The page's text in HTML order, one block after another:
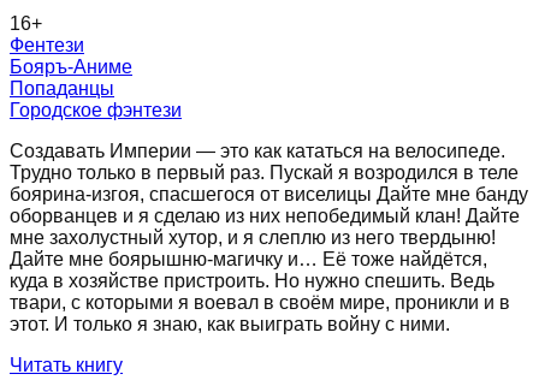
16+
Фентези
Бояръ-Аниме
Попаданцы
Городское фэнтези
Создавать Империи — это как кататься на велосипеде.
Трудно только в первый раз. Пускай я возродился в теле
боярина-изгоя, спасшегося от виселицы Дайте мне банду
оборванцев и я сделаю из них непобедимый клан! Дайте
мне захолустный хутор, и я слеплю из него твердыню!
Дайте мне боярышню-магичку и… Её тоже найдётся,
куда в хозяйстве пристроить. Но нужно спешить. Ведь
твари, с которыми я воевал в своём мире, проникли и в
этот. И только я знаю, как выиграть войну с ними.
Читать книгу